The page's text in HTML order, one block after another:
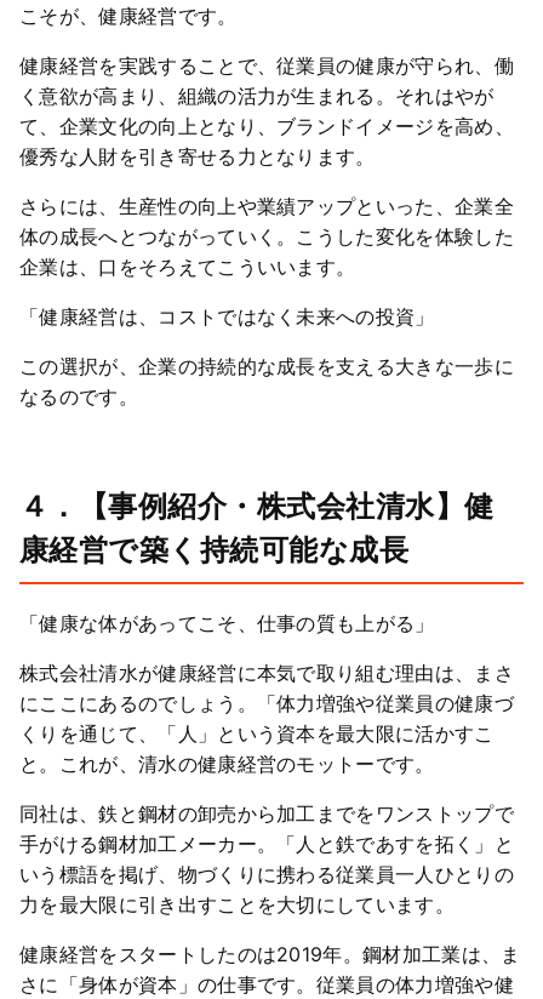
こそが、健康経営です。
健康経営を実践することで、従業員の健康が守られ、働
く意欲が高まり、組織の活力が生まれる。それはやが
て、企業文化の向上となり、ブランドイメージを高め、
優秀な人財を引き寄せる力となります。
さらには、生産性の向上や業績アップといった、企業全
体の成長へとつながっていく。こうした変化を体験した
企業は、口をそろえてこういいます。
「健康経営は、コストではなく未来への投資」
この選択が、企業の持続的な成長を支える大きな一歩に
なるのです。
４．【事例紹介・株式会社清水】健
康経営で築く持続可能な成長
「健康な体があってこそ、仕事の質も上がる」
株式会社清水が健康経営に本気で取り組む理由は、まさ
にここにあるのでしょう。「体力増強や従業員の健康づ
くりを通じて、「人」という資本を最大限に活かすこ
と。これが、清水の健康経営のモットーです。
同社は、鉄と鋼材の卸売から加工までをワンストップで
手がける鋼材加工メーカー。「人と鉄であすを拓く」と
いう標語を掲げ、物づくりに携わる従業員一人ひとりの
力を最大限に引き出すことを大切にしています。
健康経営をスタートしたのは2019年。鋼材加工業は、ま
さに「身体が資本」の仕事です。従業員の体力増強や健